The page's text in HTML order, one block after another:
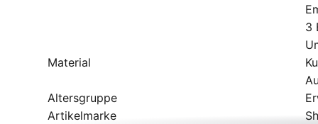
3
Material
Altersgruppe
Artikelmarke